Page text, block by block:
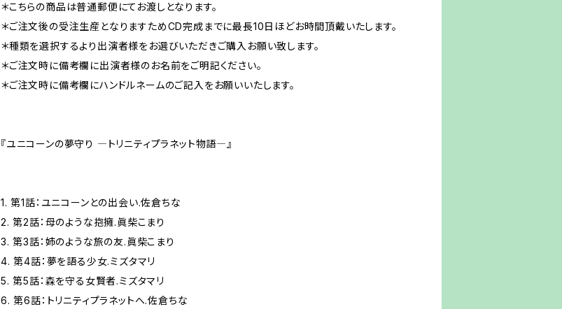
＊こちらの商品は普通郵便にてお渡しとなります。
＊ご注文後の受注生産となりますためCD完成までに最長10日ほどお時間頂戴いたします。
＊種類を選択するより出演者様をお選びいただきご購入お願い致します。
＊ご注文時に備考欄に出演者様のお名前をご明記ください。
＊ご注文時に備考欄にハンドルネームのご記入をお願いいたします。
『ユニコーンの夢守り ―トリニティプラネット物語―』
1. 第1話：ユニコーンとの出会い.佐倉ちな
2. 第2話：母のような抱擁.眞柴こまり
3. 第3話：姉のような旅の友.眞柴こまり
4. 第4話：夢を語る少女.ミズタマリ
5. 第5話：森を守る女賢者.ミズタマリ
6. 第6話：トリニティプラネットへ.佐倉ちな